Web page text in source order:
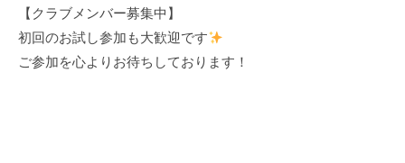
【クラブメンバー募集中】
初回のお試し参加も大歓迎です
ご参加を心よりお待ちしております！